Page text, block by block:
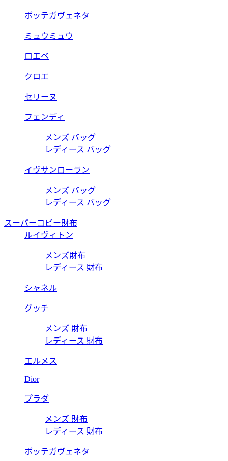
ボッテガヴェネタ
ミュウミュウ
ロエベ
クロエ
セリーヌ
フェンディ
メンズ バッグ
レディース バッグ
イヴサンローラン
メンズ バッグ
レディース バッグ
スーパーコピー財布
ルイヴィトン
メンズ財布
レディース 財布
シャネル
グッチ
メンズ 財布
レディース 財布
エルメス
Dior
プラダ
メンズ 財布
レディース 財布
ボッテガヴェネタ